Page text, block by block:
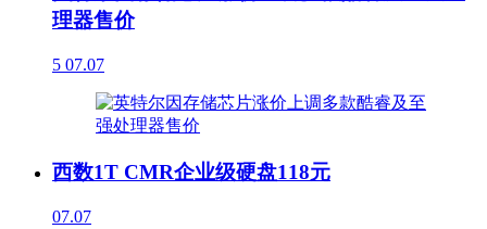
理器售价
5 07.07
西数1T CMR企业级硬盘118元
07.07